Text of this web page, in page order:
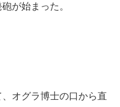
が始まった。
オグラ博士の口から直